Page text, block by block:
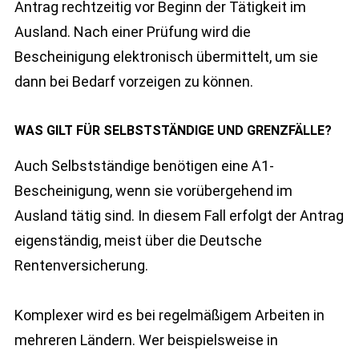
Antrag rechtzeitig vor Beginn der Tätigkeit im
Ausland. Nach einer Prüfung wird die
Bescheinigung elektronisch übermittelt, um sie
dann bei Bedarf vorzeigen zu können.
WAS GILT FÜR SELBSTSTÄNDIGE UND GRENZFÄLLE?
Auch Selbstständige benötigen eine A1-
Bescheinigung, wenn sie vorübergehend im
Ausland tätig sind. In diesem Fall erfolgt der Antrag
eigenständig, meist über die Deutsche
Rentenversicherung.
Komplexer wird es bei regelmäßigem Arbeiten in
mehreren Ländern. Wer beispielsweise in